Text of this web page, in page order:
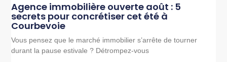
Agence immobilière ouverte août : 5
secrets pour concrétiser cet été à
Courbevoie
Vous pensez que le marché immobilier s’arrête de tourner
durant la pause estivale ? Détrompez-vous